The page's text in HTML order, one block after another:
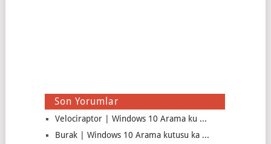
Son Yorumlar
Velociraptor | Windows 10 Arama ku ...
Burak | Windows 10 Arama kutusu ka ...